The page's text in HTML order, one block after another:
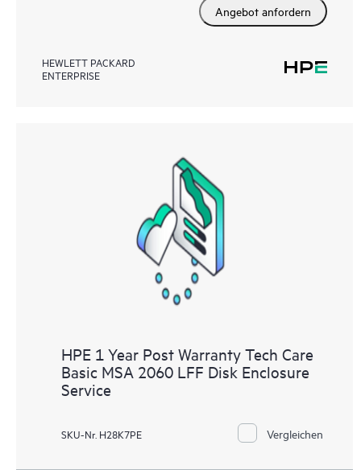
Angebot anfordern
HEWLETT PACKARD
ENTERPRISE
HPE 1 Year Post Warranty Tech Care
Basic MSA 2060 LFF Disk Enclosure
Service
SKU-Nr. H28K7PE Vergleichen